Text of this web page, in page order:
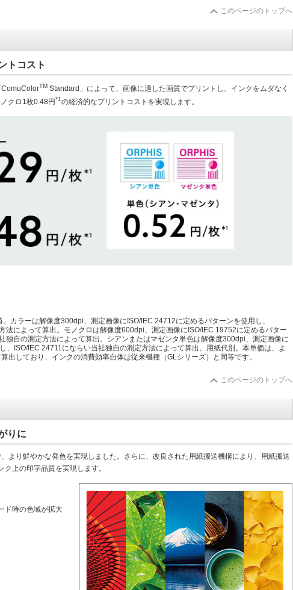
このページのトップへ
トコスト
ComuColorTM Standard」によって、画像に適した画質でプリントし、インクをムダなく
ノクロ1枚0.48円*1の経済的なプリントコストを実現します。
カラーは解像度300dpi、測定画像にISO/IEC 24712に定めるパターンを使用し、
法によって算出。モノクロは解像度600dpi、測定画像にISO/IEC 19752に定めるパター
独自の測定方法によって算出。シアンまたはマゼンタ単色は解像度300dpi、測定画像に
、ISO/IEC 24711にならい当社独自の測定方法によって算出。用紙代別。本単価は、よ
出しており、インクの消費効率自体は従来機種（GLシリーズ）と同等です。
このページのトップへ
りに
より鮮やかな発色を実現しました。さらに、改良された用紙搬送機構により、用紙搬送
上の印字品質を実現します。
ド時の色域が拡大